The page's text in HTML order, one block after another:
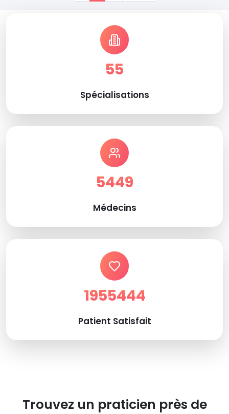
55
Spécialisations
5449
Médecins
1955444
Patient Satisfait
Trouvez un praticien près de